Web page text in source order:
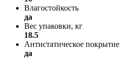
Влагостойкость
да
Вес упаковки, кг
18.5
Антистатическое покрытие
да